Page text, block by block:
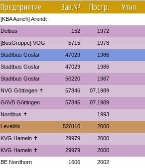
Предприятие Зав.№ Постр. Утил.
[KBA Aurich] Arendt
Delbus 152 1972
[BusGruppe] VOG 5715 1978
Stadtbus Goslar 47029 1986
Stadtbus Goslar 47029 1986
Stadtbus Goslar 50220 1987
NVG Göttingen ✝ 57846 07.1989
GöVB Göttingen 57846 07.1989
Nordbus ✝ 1993
Levelink 520110 2000
KVG Hameln ✝ 29979 2000
KVG Hameln ✝ 29979 2000
BE Nordhorn 1606 2002